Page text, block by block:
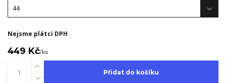
Nejsme plátci DPH
449 Kč/ks
Přidat do košíku